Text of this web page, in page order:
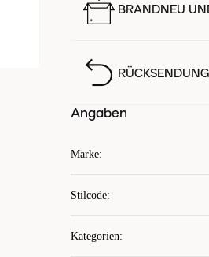
BRANDNEU
Angaben
Marke:
Stilcode:
Kategorien: